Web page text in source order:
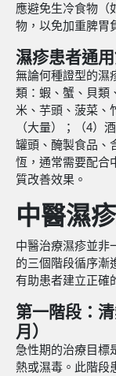
應避免生冷食物（
物，以免加重脾胃
濕疹患者通
無論何種證型的濕
類：蝦、蟹、貝類
米、芋頭、菠菜、
（大量）；（4）
罐頭、醃製食品、
恆，通常需要配合
質改善效果。
中醫濕
中醫治療濕疹並非
的三個階段循序漸
有助患者建立正確
第一階段：
月）
急性期的治療目標
熱或濕毒。此階段